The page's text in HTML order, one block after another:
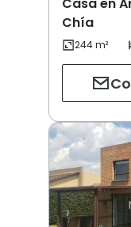
Casa en
Chía